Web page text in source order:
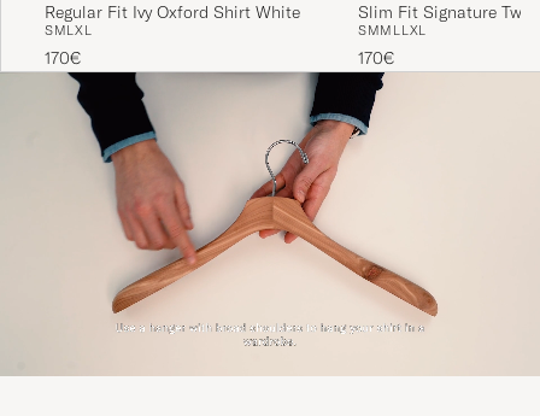
Regular Fit Ivy Oxford Shirt White
SMLXL
170€
Slim Fit Signature
Shirt White
SMM LLXL
170€